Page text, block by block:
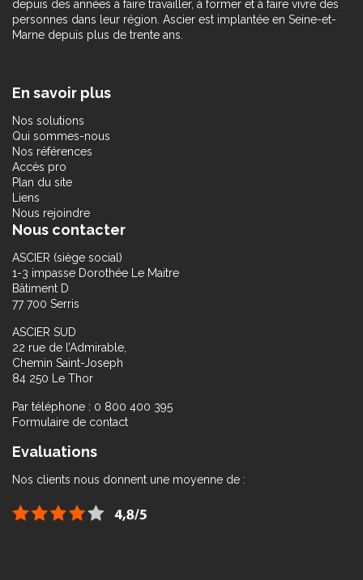
depuis des années à faire travailler, à former et à faire vivre des
personnes dans leur région. Ascier est implantée en Seine-et-
Marne depuis plus de trente ans.
En savoir plus
Nos solutions
Qui sommes-nous
Nos références
Accès pro
Plan du site
Liens
Nous rejoindre
Nous contacter
ASCIER (siège social)
1-3 impasse Dorothée Le Maitre
Bâtiment D
77 700 Serris
ASCIER SUD
22 rue de l’Admirable,
Chemin Saint-Joseph
84 250 Le Thor
Par téléphone : 0 800 400 395
Formulaire de contact
Evaluations
Nos clients nous donnent une moyenne de :